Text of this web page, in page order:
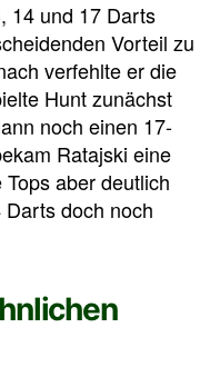
14 und 17 Darts
Vorteil zu
verfehlte er die
Hunt zunächst
noch einen 17-
Ratajski eine
aber deutlich
doch noch